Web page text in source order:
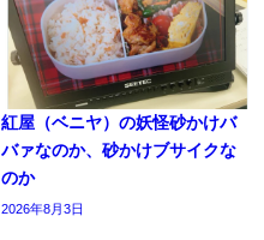
紅屋（ベニヤ）の妖怪砂かけバ
バァなのか、砂かけブサイクな
のか
2026年8月3日